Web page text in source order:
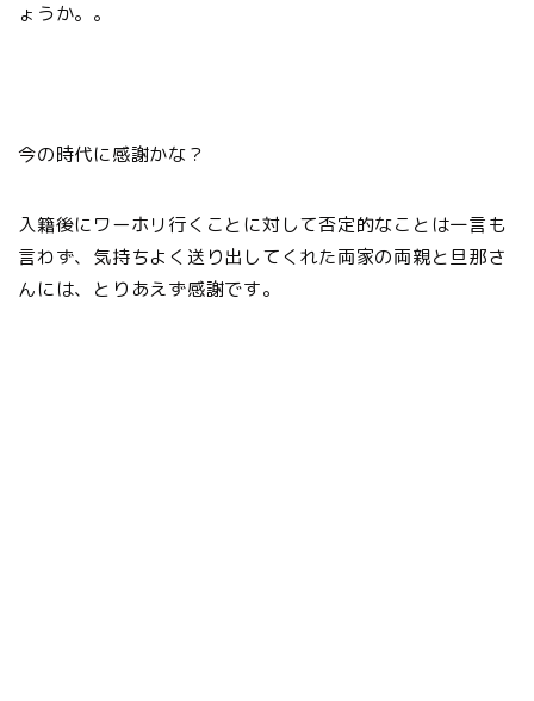
ょうか。。
今の時代に感謝かな？
入籍後にワーホリ行くことに対して否定的なことは一言も
言わず、気持ちよく送り出してくれた両家の両親と旦那さ
んには、とりあえず感謝です。